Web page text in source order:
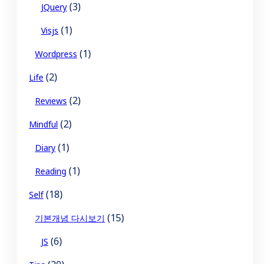
JQuery (3)
Visjs (1)
Wordpress (1)
Life (2)
Reviews (2)
Mindful (2)
Diary (1)
Reading (1)
Self(18)
기본개념 다시보기 (15)
JS (6)